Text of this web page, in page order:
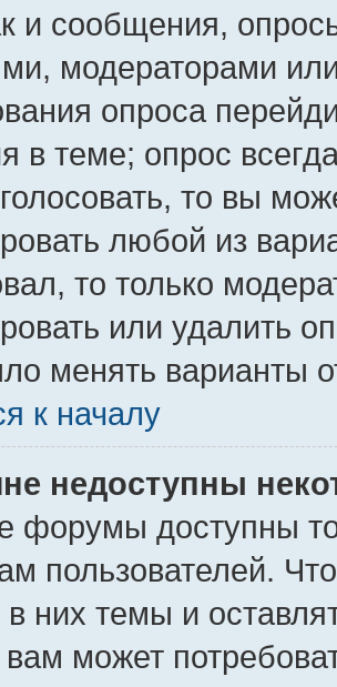
и сообщения,
модераторами
опроса
в теме; опрос
то вы
любой из
то только
или удалить
менять варианты
к началу
недоступны
форумы доступны
пользователей.
в них темы и
вам может